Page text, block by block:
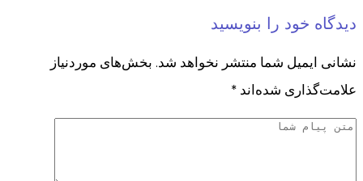
دیدگاه خود را بنویسید
نشانی ایمیل شما منتشر نخواهد شد. بخش‌های موردنیاز
علامت‌گذاری شده‌اند *